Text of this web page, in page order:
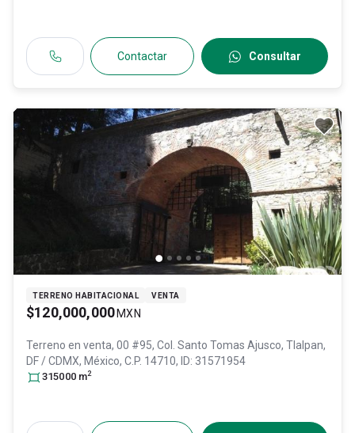
Contactar Consultar
TERRENO HABITACIONAL VENTA
$120,000,000 MXN
Terreno en venta, 00 #95, Col. Santo Tomas Ajusco, Tlalpan,
DF / CDMX, México, C.P. 14710, ID: 31571954
315000 m2